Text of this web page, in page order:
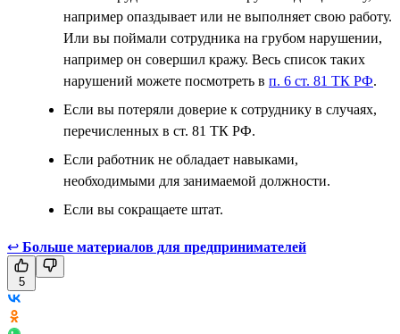
например опаздывает или не выполняет свою работу.
Или вы поймали сотрудника на грубом нарушении,
например он совершил кражу. Весь список таких
нарушений можете посмотреть в п. 6 ст. 81 ТК РФ.
Если вы потеряли доверие к сотруднику в случаях,
перечисленных в ст. 81 ТК РФ.
Если работник не обладает навыками,
необходимыми для занимаемой должности.
Если вы сокращаете штат.
↩ Больше материалов для предпринимателей
5